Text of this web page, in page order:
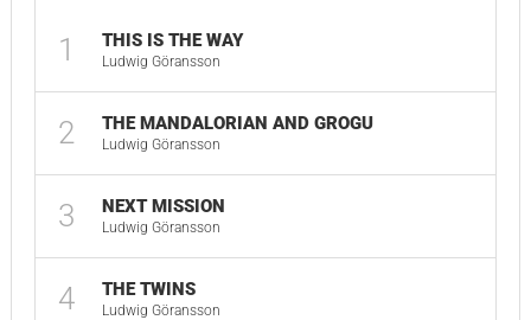
1 THIS IS THE WAY
Ludwig Göransson
2 THE MANDALORIAN AND GROGU
Ludwig Göransson
3 NEXT MISSION
Ludwig Göransson
4 THE TWINS
Ludwig Göransson